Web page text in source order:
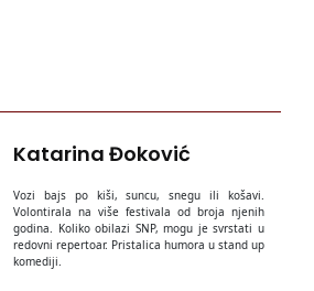
Katarina Đoković
Vozi bajs po kiši, suncu, snegu ili košavi.
Volontirala na više festivala od broja njenih
godina. Koliko obilazi SNP, mogu je svrstati u
redovni repertoar. Pristalica humora u stand up
komediji.